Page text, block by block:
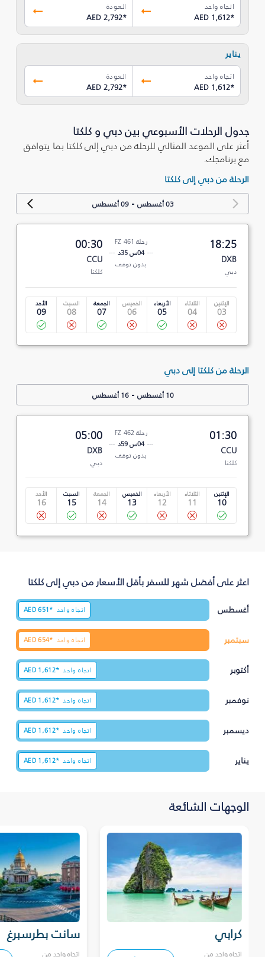
اتجاه واحد
AED 1,612*
العودة
AED 2,792*
يناير
اتجاه واحد
AED 1,612*
العودة
AED 2,792*
جدول الرحلات الأسبوعي بين دبي و كلكتا
أعثر على الموعد المثالي للرحلة من دبي إلى كلكتا بما يتوافق
مع برنامجك.
الرحلة من دبي إلى كلكتا
03 أغسطس -09 أغسطس
18:25
DXB
دبي
رحلة FZ 461
04س 35د
بدون توقف
00:30
CCU
كلكتا
الإثنين
03
الثلاثاء
04
الأربعاء
05
الخميس
06
الجمعة
07
السبت
08
الأحد
09
الرحلة من كلكتا إلى دبي
10 أغسطس -16 أغسطس
01:30
CCU
كلكتا
رحلة FZ 462
04س 59د
بدون توقف
05:00
DXB
دبي
الإثنين
10
الثلاثاء
11
الأربعاء
12
الخميس
13
الجمعة
14
السبت
15
الأحد
16
اعثر على أفضل شهر للسفر بأقل الأسعار من دبي إلى كلكتا
أغسطس اتجاه واحد AED651*
سبتمبر اتجاه واحد AED654*
أكتوبر اتجاه واحد AED 1,612*
نوفمبر اتجاه واحد AED 1,612*
ديسمبر اتجاه واحد AED 1,612*
يناير اتجاه واحد AED 1,612*
الوجهات الشائعة
سانت بطرسبرغ
اتجاه واحد من
كرابي
اتجاه واحد من